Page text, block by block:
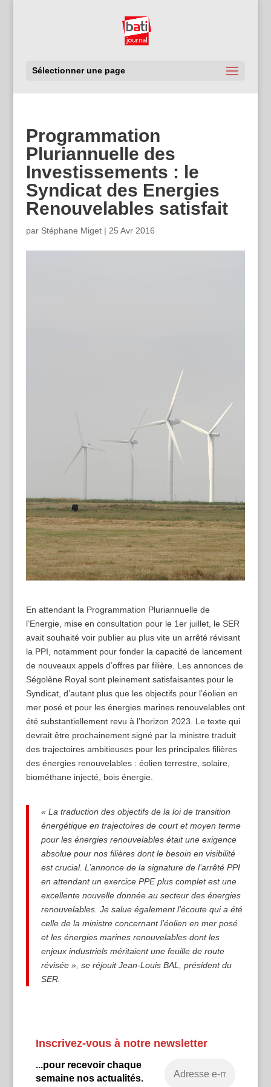
Sélectionner une page
Programmation
Pluriannuelle des
Investissements : le
Syndicat des Energies
Renouvelables satisfait
par Stéphane Miget| 25 Avr 2016
En attendant la Programmation Pluriannuelle de
l’Energie, mise en consultation pour le 1er juillet, le SER
avait souhaité voir publier au plus vite un arrêté révisant
la PPI, notamment pour fonder la capacité de lancement
de nouveaux appels d’offres par filière. Les annonces de
Ségolène Royal sont pleinement satisfaisantes pour le
Syndicat, d’autant plus que les objectifs pour l’éolien en
mer posé et pour les énergies marines renouvelables ont
été substantiellement revu à l’horizon 2023. Le texte qui
devrait être prochainement signé par la ministre traduit
des trajectoires ambitieuses pour les principales filières
des énergies renouvelables : éolien terrestre, solaire,
biométhane injecté, bois énergie.
« La traduction des objectifs de la loi de transition
énergétique en trajectoires de court et moyen terme
pour les énergies renouvelables était une exigence
absolue pour nos filières dont le besoin en visibilité
est crucial. L’annonce de la signature de l’arrêté PPI
en attendant un exercice PPE plus complet est une
excellente nouvelle donnée au secteur des énergies
renouvelables. Je salue également l’écoute qui a été
celle de la ministre concernant l’éolien en mer posé
et les énergies marines renouvelables dont les
enjeux industriels méritaient une feuille de route
révisée », se réjouit Jean-Louis BAL, président du
SER.
Inscrivez-vous à notre newsletter
...pour recevoir chaque
semaine nos actualités.